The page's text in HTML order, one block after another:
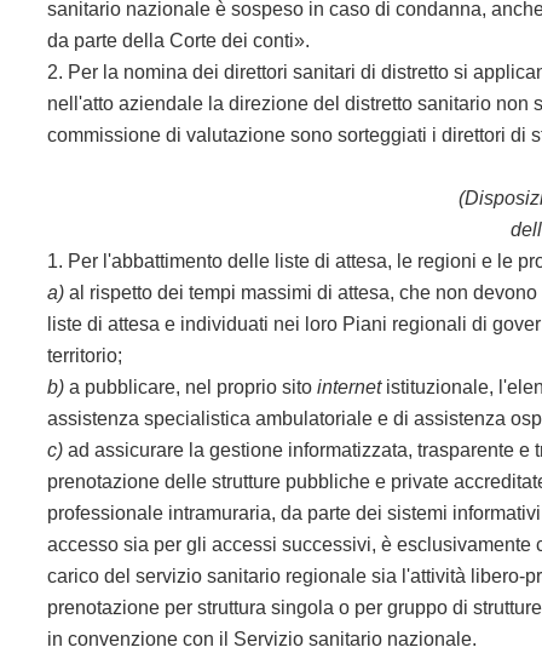
sanitario nazionale è sospeso in caso di condanna,
da parte della Corte dei conti».
2. Per la nomina dei direttori sanitari di distretto si
nell'atto aziendale la direzione del distretto sanitario
commissione di valutazione sono sorteggiati i direttori di
1. Per l'abbattimento delle liste di attesa, le regioni e le
a) al rispetto dei tempi massimi di attesa, che non
liste di attesa e individuati nei loro Piani regionali di
territorio;
b) a pubblicare, nel proprio sitointernetistituzionale,
assistenza specialistica ambulatoriale e di assistenza
c) ad assicurare la gestione informatizzata, trasparente
prenotazione delle strutture pubbliche e private
professionale intramuraria, da parte dei sistemi
accesso sia per gli accessi successivi, è
carico del servizio sanitario regionale sia l'attività libero-
prenotazione per struttura singola o per gruppo di
in convenzione con il Servizio sanitario nazionale.